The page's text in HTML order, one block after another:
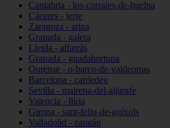
Cantabria - los-corrales-de-buelna
Cáceres - jerte
Zaragoza - ariza
Granada - galera
Lleida - alfarràs
Granada - guadahortuna
Ourense - o-barco-de-valdeorras
Barcelona - cardedeu
Sevilla - mairena-del-aljarafe
Valencia - llíria
Girona - sant-feliu-de-guíxols
Valladolid - zaratán